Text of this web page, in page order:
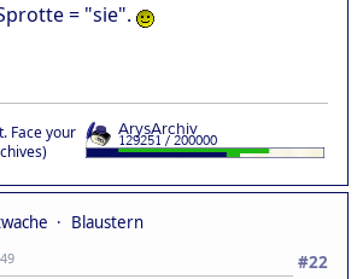
= "sie".
Face your
Blaustern
#22